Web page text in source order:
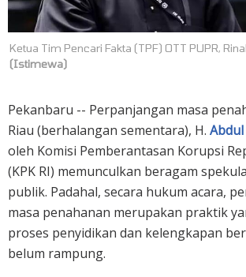
Ketua Tim Pencari Fakta (TPF) OTT PUPR,
(Istimewa)
Pekanbaru -- Perpanjangan masa
Riau (berhalangan sementara), H.
oleh Komisi Pemberantasan Korupsi
(KPK RI) memunculkan beragam
publik. Padahal, secara hukum acara,
masa penahanan merupakan praktik
proses penyidikan dan kelengkapan
belum rampung.